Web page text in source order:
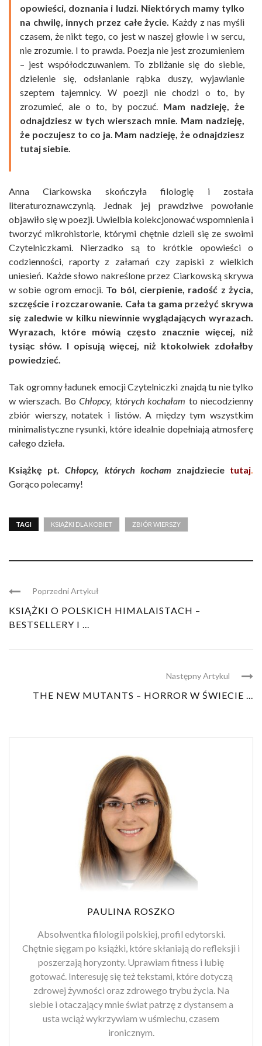
opowieści, doznania i ludzi. Niektórych mamy tylko
na chwilę, innych przez całe życie. Każdy z nas myśli
czasem, że nikt tego, co jest w naszej głowie i w sercu,
nie zrozumie. I to prawda. Poezja nie jest zrozumieniem
– jest współodczuwaniem. To zbliżanie się do siebie,
dzielenie się, odsłanianie rąbka duszy, wyjawianie
szeptem tajemnicy. W poezji nie chodzi o to, by
zrozumieć, ale o to, by poczuć. Mam nadzieję, że
odnajdziesz w tych wierszach mnie. Mam nadzieję,
że poczujesz to co ja. Mam nadzieję, że odnajdziesz
tutaj siebie.
Anna Ciarkowska skończyła filologię i została
literaturoznawczynią. Jednak jej prawdziwe powołanie
objawiło się w poezji. Uwielbia kolekcjonować wspomnienia i
tworzyć mikrohistorie, którymi chętnie dzieli się ze swoimi
Czytelniczkami. Nierzadko są to krótkie opowieści o
codzienności, raporty z załamań czy zapiski z wielkich
uniesień. Każde słowo nakreślone przez Ciarkowską skrywa
w sobie ogrom emocji. To ból, cierpienie, radość z życia,
szczęście i rozczarowanie. Cała ta gama przeżyć skrywa
się zaledwie w kilku niewinnie wyglądających wyrazach.
Wyrazach, które mówią często znacznie więcej, niż
tysiąc słów. I opisują więcej, niż ktokolwiek zdołałby
powiedzieć.
Tak ogromny ładunek emocji Czytelniczki znajdą tu nie tylko
w wierszach. BoChłopcy, których kochałam to niecodzienny
zbiór wierszy, notatek i listów. A między tym wszystkim
minimalistyczne rysunki, które idealnie dopełniają atmosferę
całego dzieła.
Książkę pt.Chłopcy, których kocham znajdziecie tutaj
Gorąco polecamy!
TAGI KSIĄŻKI DLA KOBIET ZBIÓR WIERSZY
Poprzedni Artykuł
KSIĄŻKI O POLSKICH HIMALAISTACH –
BESTSELLERY I ...
Następny Artykul
THE NEW MUTANTS – HORROR W ŚWIECIE ...
PAULINA ROSZKO
Absolwentka filologii polskiej, profil edytorski.
Chętnie sięgam po książki, które skłaniają do refleksji i
poszerzają horyzonty. Uprawiam fitness i lubię
gotować. Interesuję się też tekstami, które dotyczą
zdrowej żywności oraz zdrowego trybu życia. Na
siebie i otaczający mnie świat patrzę z dystansem a
usta wciąż wykrzywiam w uśmiechu, czasem
ironicznym.